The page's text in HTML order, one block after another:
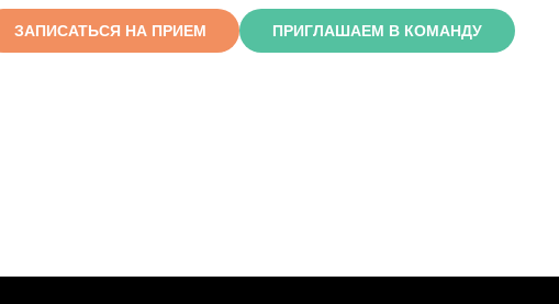
ЗАПИСАТЬСЯ НА ПРИЕМ ПРИГЛАШАЕМ В КОМАНДУ